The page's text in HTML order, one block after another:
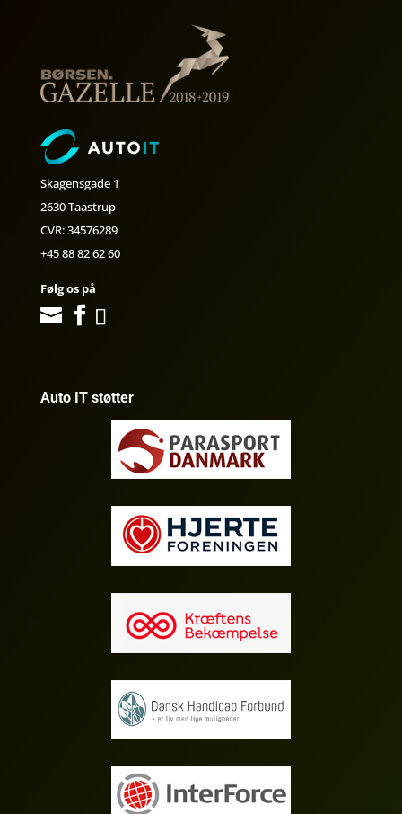
Skagensgade 1
2630 Taastrup
CVR: 34576289
+45 88 82 62 60
Følg os på
Auto IT støtter